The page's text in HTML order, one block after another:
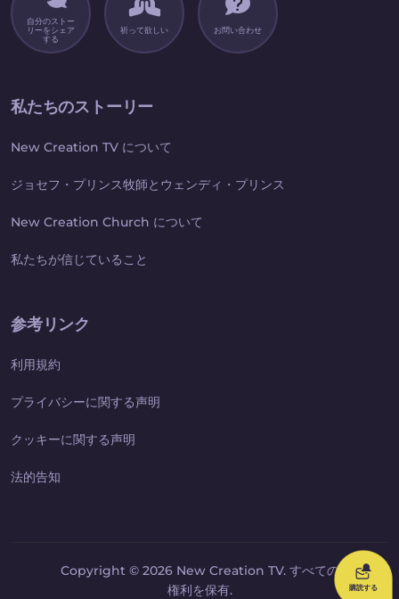
自分のストー
リーをシェア
する
祈って欲しい お問い合わせ
私たちのストーリー
New Creation TV について
ジョセフ・プリンス牧師とウェンディ・プリンス
New Creation Church について
私たちが信じていること
参考リンク
利用規約
プライバシーに関する声明
クッキーに関する声明
法的告知
Copyright © 2026 New Creation TV. すべての
権利を保有.
購読する